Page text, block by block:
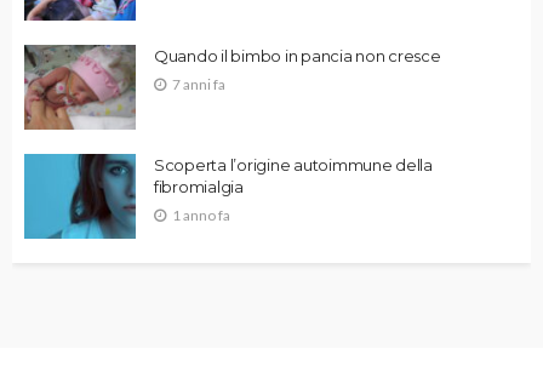
Quando il bimbo in pancia non cresce
7 anni fa
Scoperta l’origine autoimmune della
fibromialgia
1 anno fa